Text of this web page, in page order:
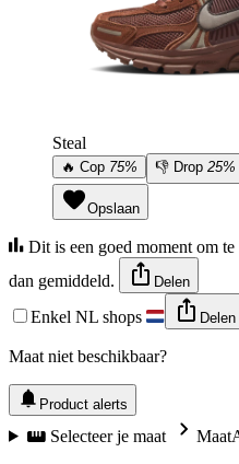
Steal
🔥 Cop 75% 👎 Drop 25%
Opslaan
Dit is een goed moment om
dan gemiddeld.
Delen
Enkel NL shops Delen
Maat niet beschikbaar?
Product alerts
Selecteer je maat Maat